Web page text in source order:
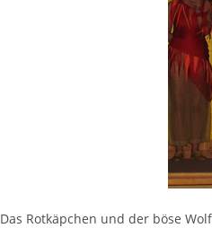
Das Rotkäpchen und der böse